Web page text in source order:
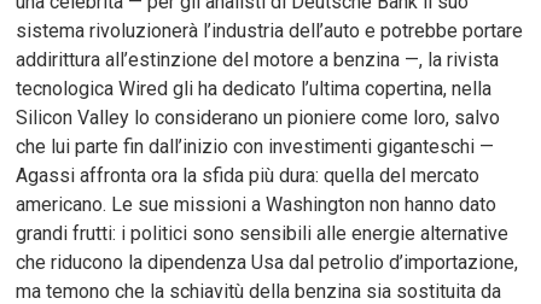
sistema rivoluzionerà l’industria dell’auto e potrebbe portare
addirittura all’estinzione del motore a benzina —, la rivista
tecnologica Wired gli ha dedicato l’ultima copertina, nella
Silicon Valley lo considerano un pioniere come loro, salvo
che lui parte fin dall’inizio con investimenti giganteschi —
Agassi affronta ora la sfida più dura: quella del mercato
americano. Le sue missioni a Washington non hanno dato
grandi frutti: i politici sono sensibili alle energie alternative
che riducono la dipendenza Usa dal petrolio d’importazione,
ma temono che la schiavitù della benzina sia sostituita da